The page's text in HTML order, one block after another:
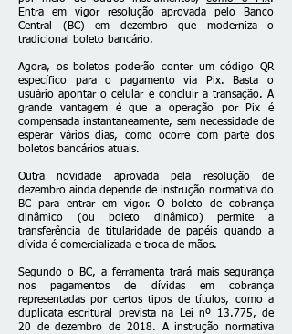
Entra em vigor resolução aprovada pelo Banco
Central (BC) em dezembro que moderniza o
tradicional boleto bancário.
Agora, os boletos poderão conter um código QR
específico para o pagamento via Pix. Basta o
usuário apontar o celular e concluir a transação. A
grande vantagem é que a operação por Pix é
compensada instantaneamente, sem necessidade de
esperar vários dias, como ocorre com parte dos
boletos bancários atuais.
Outra novidade aprovada pela resolução de
dezembro ainda depende de instrução normativa do
BC para entrar em vigor. O boleto de cobrança
dinâmico (ou boleto dinâmico) permite a
transferência de titularidade de papéis quando a
dívida é comercializada e troca de mãos.
Segundo o BC, a ferramenta trará mais segurança
nos pagamentos de dívidas em cobrança
representadas por certos tipos de títulos, como a
duplicata escritural prevista na Lei nº 13.775, de
20 de dezembro de 2018. A instrução normativa